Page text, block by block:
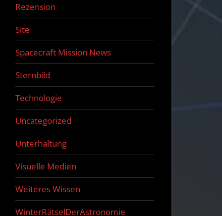
Rezension
Site
Spacecraft Mission News
Sternbild
Technologie
Uncategorized
Unterhaltung
Visuelle Medien
Weiteres Wissen
WinterRätselDerAstronomie